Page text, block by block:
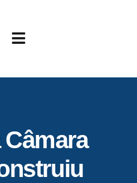
Câmara